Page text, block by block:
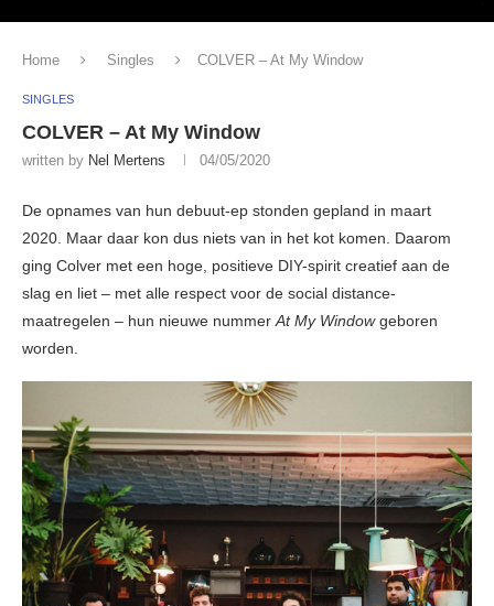
Home Singles COLVER – At My Window
SINGLES
COLVER – At My Window
written by Nel Mertens 04/05/2020
De opnames van hun debuut-ep stonden gepland in maart
2020. Maar daar kon dus niets van in het kot komen. Daarom
ging Colver met een hoge, positieve DIY-spirit creatief aan de
slag en liet – met alle respect voor de social distance-
maatregelen – hun nieuwe nummerAt My Windowgeboren
worden.